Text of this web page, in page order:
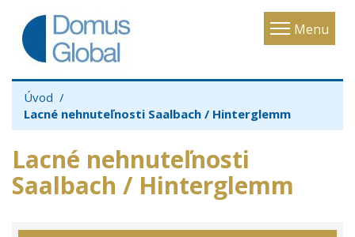
Menu
Toggle
Úvod
Lacné nehnuteľnosti Saalbach / Hinterglemm
Lacné nehnuteľnosti
Saalbach / Hinterglemm